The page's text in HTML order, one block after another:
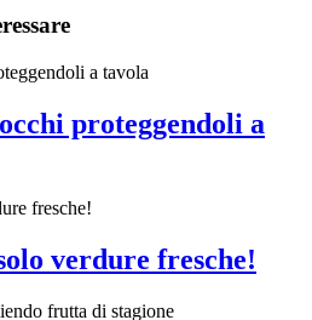
proteggendoli a
verdure fresche!